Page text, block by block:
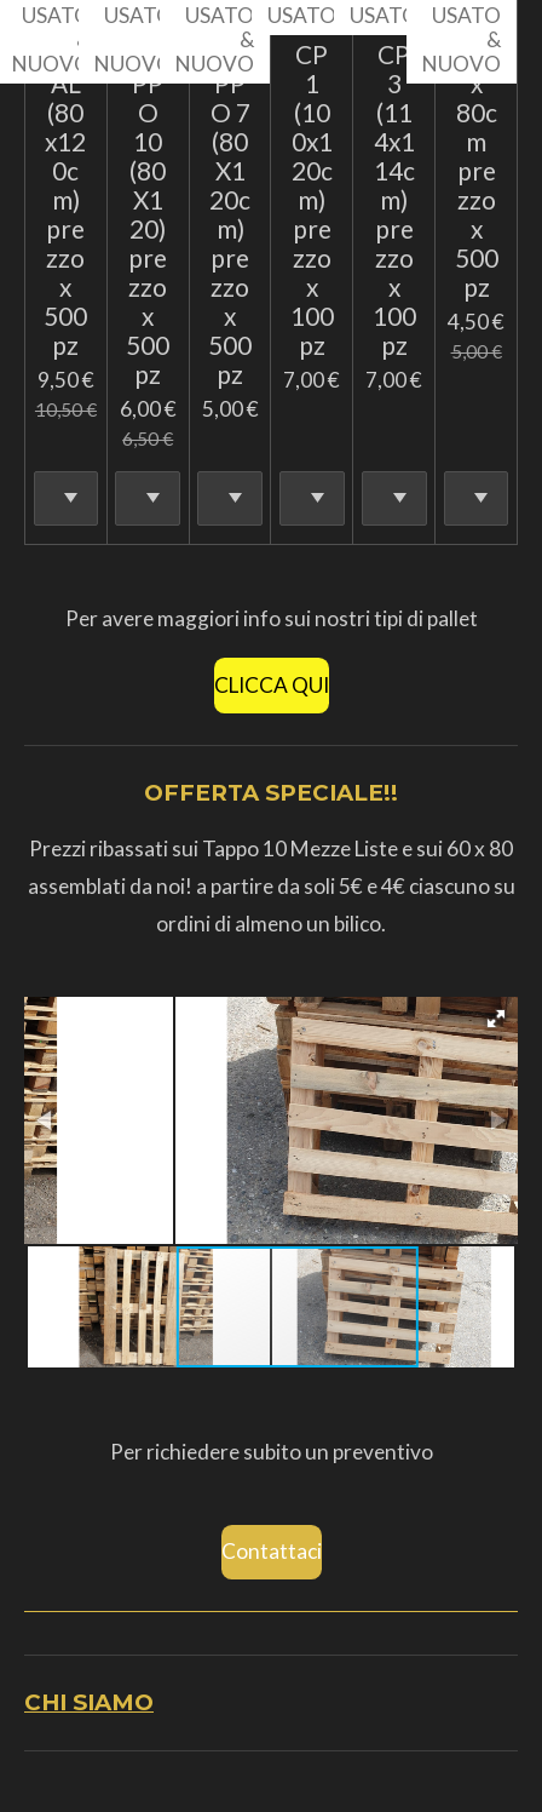
USATO
&
NUOVO
EP
AL
(80
x12
0c
m)
pre
zzo
x
500
pz
9,50 €
10,50 €
USATO
NUOVO
TA
PP
O
10
(80
X1
20)
pre
zzo
x
500
pz
6,00 €
6,50 €
USATO
&
NUOVO
TA
PP
O 7
(80
X1
20c
m)
pre
zzo
x
500
pz
5,00 €
USATO
CP
1
(10
0x1
20c
m)
pre
zzo
x
100
pz
7,00 €
USATO
CP
3
(11
4x1
14c
m)
pre
zzo
x
100
pz
7,00 €
USATO
&
NUOVO
60
x
80c
m
pre
zzo
x
500
pz
4,50 €
5,00 €
Per avere maggiori info sui nostri tipi di pallet
CLICCA QUI
OFFERTA SPECIALE!!
Prezzi ribassati sui Tappo 10 Mezze Liste e sui 60 x 80
assemblati da noi! a partire da soli 5€ e 4€ ciascuno su
ordini di almeno un bilico.
Per richiedere subito un preventivo
Contattaci
CHI SIAMO